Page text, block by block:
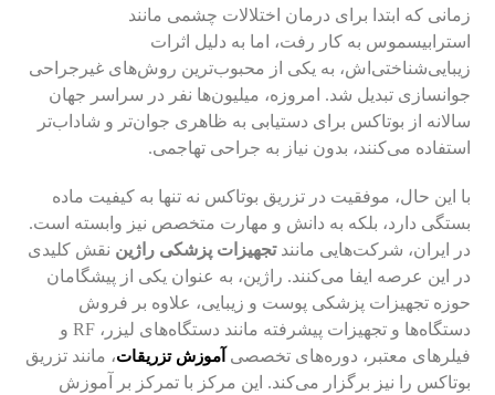
زمانی که ابتدا برای درمان اختلالات چشمی مانند
استرابیسموس به کار رفت، اما به دلیل اثرات
زیبایی‌شناختی‌اش، به یکی از محبوب‌ترین روش‌های غیرجراحی
جوانسازی تبدیل شد. امروزه، میلیون‌ها نفر در سراسر جهان
سالانه از بوتاکس برای دستیابی به ظاهری جوان‌تر و شاداب‌تر
استفاده می‌کنند، بدون نیاز به جراحی تهاجمی.
با این حال، موفقیت در تزریق بوتاکس نه تنها به کیفیت ماده
بستگی دارد، بلکه به دانش و مهارت متخصص نیز وابسته است.
در ایران، شرکت‌هایی مانندتجهیزات پزشکی راژین نقش کلیدی
در این عرصه ایفا می‌کنند. راژین، به عنوان یکی از پیشگامان
حوزه تجهیزات پزشکی پوست و زیبایی، علاوه بر فروش
دستگاه‌ها و تجهیزات پیشرفته مانند دستگاه‌های لیزر، RF و
فیلرهای معتبر، دوره‌های تخصصی آموزش تزریقات، مانند تزریق
بوتاکس را نیز برگزار می‌کند. این مرکز با تمرکز بر آموزش